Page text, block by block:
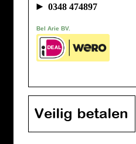
► 0348 474897
Bel Arie BV.